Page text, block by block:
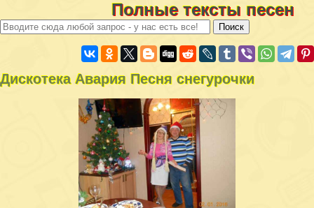
Полные тексты песен
Дискотека Авария Песня снегурочки